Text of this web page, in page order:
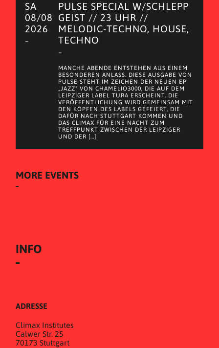
SA
08/08
2026
–
PULSE SPECIAL W/SCHLEPP
GEIST // 23 UHR //
MELODIC-TECHNO, HOUSE,
TECHNO
–
MANCHE ABENDE ENTSTEHEN AUS EINEM
BESONDEREN ANLASS. DIESE AUSGABE VON
PULSE STEHT IM ZEICHEN DER NEUEN EP
„JAZZ“ VON CHAMELIO3000, DIE AUF DEM
LEIPZIGER LABEL TURA ERSCHEINT. DIE
VERÖFFENTLICHUNG WIRD GEMEINSAM MIT
DEN KÖPFEN DES LABELS GEFEIERT, DIE
DAFÜR NACH STUTTGART KOMMEN UND
DAS CLIMAX FÜR EINE NACHT ZUM
TREFFPUNKT ZWISCHEN DER LEIPZIGER
UND DER […]
MORE EVENTS
INFO
ADRESSE
Climax Institutes
Calwer Str. 25
70173 Stuttgart